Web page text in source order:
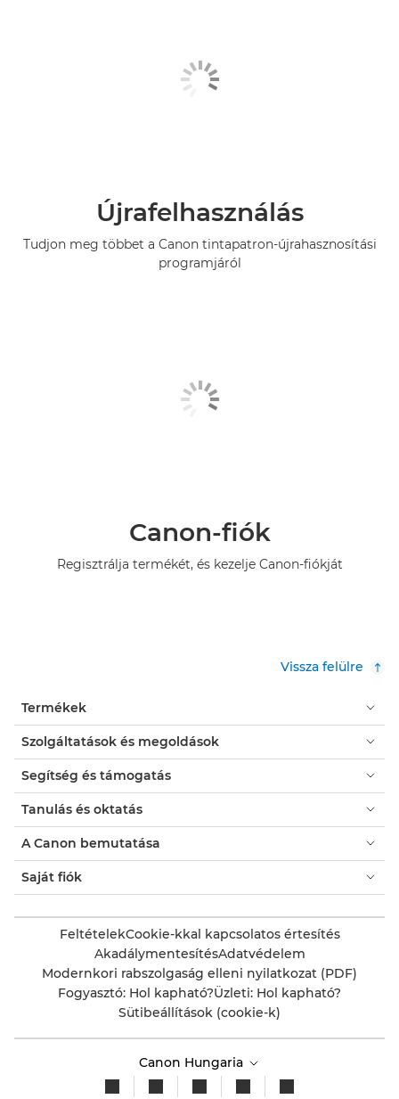
Újrafelhasználás
Tudjon meg többet a Canon tintapatron-újrahasznosítási
programjáról
Canon-fiók
Regisztrálja termékét, és kezelje Canon-fiókját
Vissza felülre
Termékek
Szolgáltatások és megoldások
Segítség és támogatás
Tanulás és oktatás
A Canon bemutatása
Saját fiók
FeltételekCookie-kkal kapcsolatos értesítés
AkadálymentesítésAdatvédelem
Modernkori rabszolgaság elleni nyilatkozat (PDF)
Fogyasztó: Hol kapható?Üzleti: Hol kapható?
Sütibeállítások (cookie-k)
Canon Hungaria